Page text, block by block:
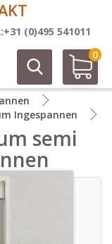
(0)495 541011
0
Ingespannen
semi